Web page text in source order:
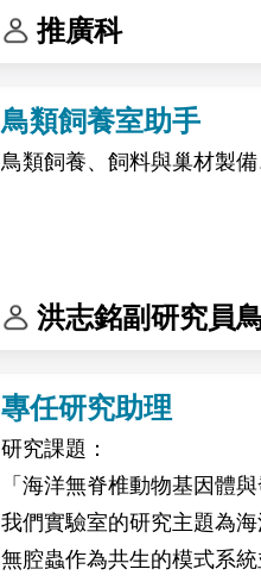
推廣科
鳥類飼養室助手
鳥類飼養、飼料與巢材製
洪志銘副研究員
專任研究助理
研究課題：
「海洋無脊椎動物基因體
我們實驗室的研究主題為
無腔蟲作為共生的模式系